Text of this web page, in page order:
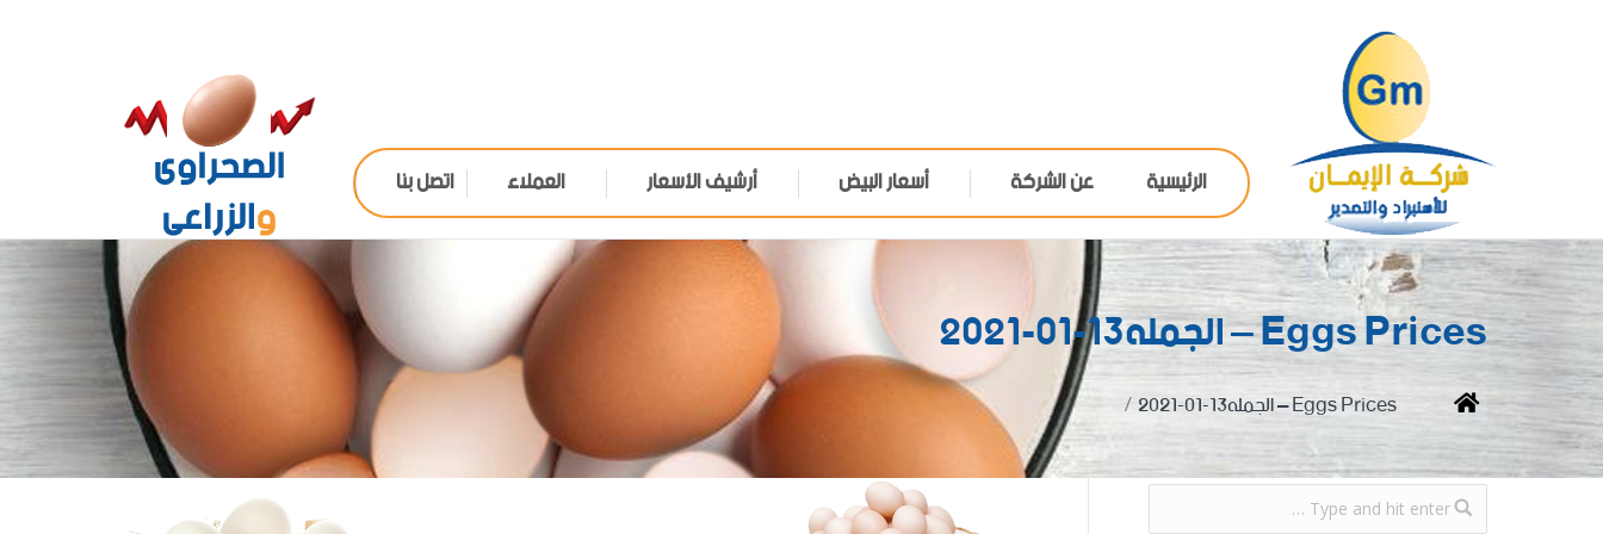
الرئيسية عن الشركة أسعار البيض أرشيف الأسعار العملاء اتصل بنا
Eggs Prices – الجمله13-01-2021
You are here:
Home Eggs Prices – الجمله13-01-2021